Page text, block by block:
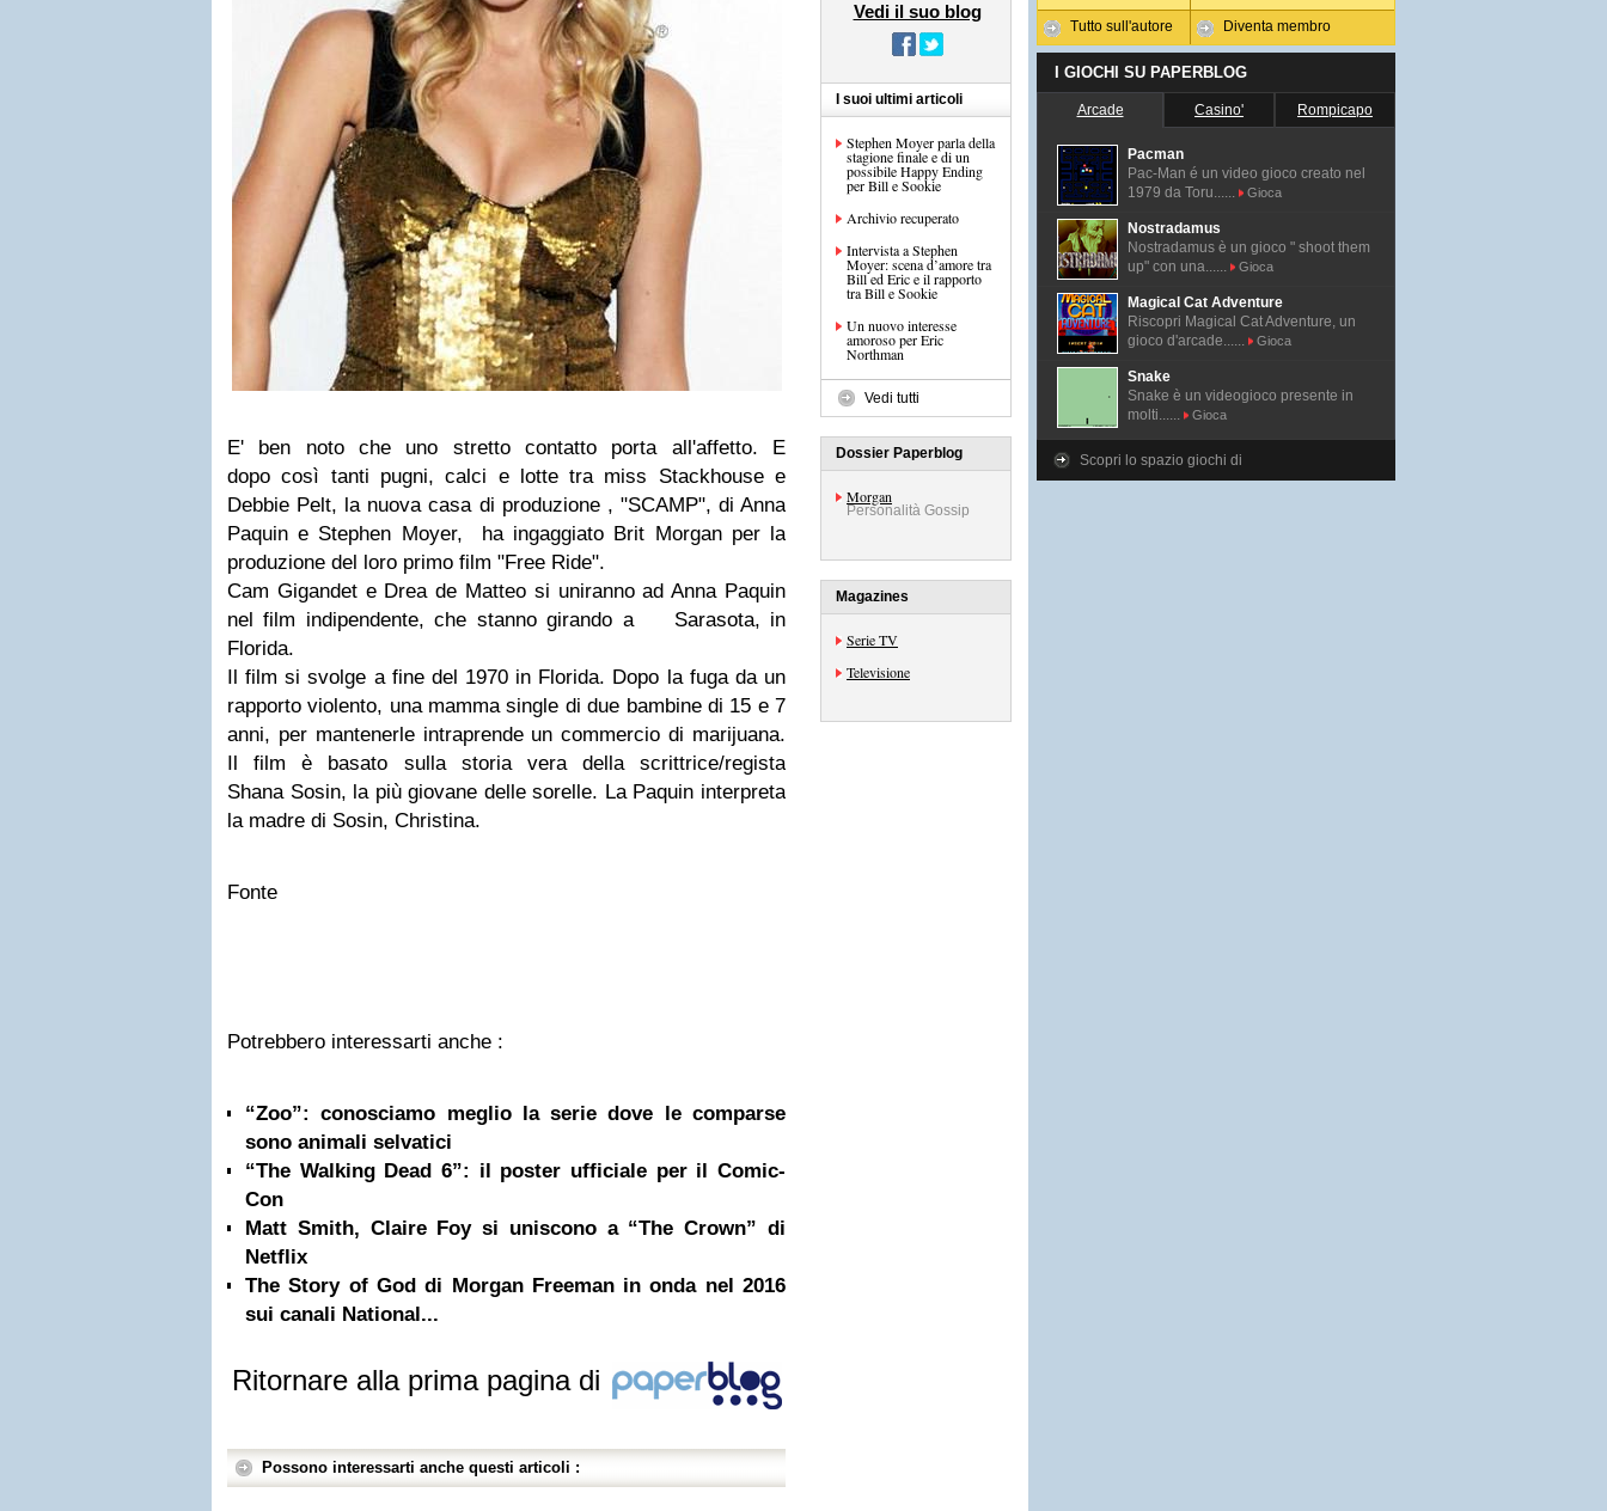
E' ben noto che uno stretto contatto porta all'affetto. E
dopo così tanti pugni, calci e lotte tra miss Stackhouse e
Debbie Pelt, la nuova casa di produzione , "SCAMP", di Anna
Paquin e Stephen Moyer, ha ingaggiato Brit Morgan per la
produzione del loro primo film "Free Ride".
Cam Gigandet e Drea de Matteo si uniranno ad Anna Paquin
nel film indipendente, che stanno girando a Sarasota, in
Florida.
Il film si svolge a fine del 1970 in Florida. Dopo la fuga da un
rapporto violento, una mamma single di due bambine di 15 e 7
anni, per mantenerle intraprende un commercio di marijuana.
Il film è basato sulla storia vera della scrittrice/regista
Shana Sosin, la più giovane delle sorelle. La Paquin interpreta
la madre di Sosin, Christina.
Fonte
Potrebbero interessarti anche :
“Zoo”: conosciamo meglio la serie dove le comparse
sono animali selvatici
“The Walking Dead 6”: il poster ufficiale per il Comic-
Con
Matt Smith, Claire Foy si uniscono a “The Crown” di
Netflix
The Story of God di Morgan Freeman in onda nel 2016
sui canali National...
Ritornare alla prima pagina di
Possono interessarti anche questi articoli :
Vedi il suo blog
I suoi ultimi articoli
Stephen Moyer parla della
stagione finale e di un
possibile Happy Ending
per Bill e Sookie
Archivio recuperato
Intervista a Stephen
Moyer: scena d’amore tra
Bill ed Eric e il rapporto
tra Bill e Sookie
Un nuovo interesse
amoroso per Eric
Northman
Vedi tutti
Dossier Paperblog
Morgan
Personalità Gossip
Magazines
Serie TV
Televisione
Tutto sull'autore Diventa membro
I GIOCHI SU PAPERBLOG
Arcade Casino' Rompicapo
Pacman
Pac-Man é un video gioco creato nel
1979 da Toru......
Gioca
Nostradamus
Nostradamus è un gioco " shoot them
up" con una......
Gioca
Magical Cat Adventure
Riscopri Magical Cat Adventure, un
gioco d'arcade......
Gioca
Snake
Snake è un videogioco presente in
molti......
Gioca
Scopri lo spazio giochi di